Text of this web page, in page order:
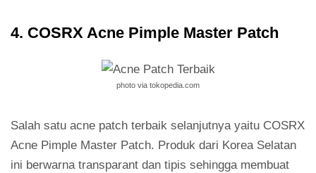
4. COSRX Acne Pimple Master Patch
photo via tokopedia.com
Salah satu acne patch terbaik selanjutnya yaitu COSRX
Acne Pimple Master Patch. Produk dari Korea Selatan
ini berwarna transparant dan tipis sehingga membuat